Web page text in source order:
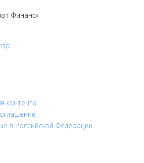
Финанс»
контента
в Российской Федерации